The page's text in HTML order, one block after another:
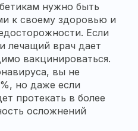
нужно быть
к своему здоровью и
Если
лечащий врач дает
вакцинироваться.
вы не
но даже если
протекать в более
осложнений